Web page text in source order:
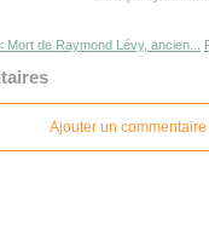
Mort de Raymond Lévy, ancien...
Ajouter un commentaire